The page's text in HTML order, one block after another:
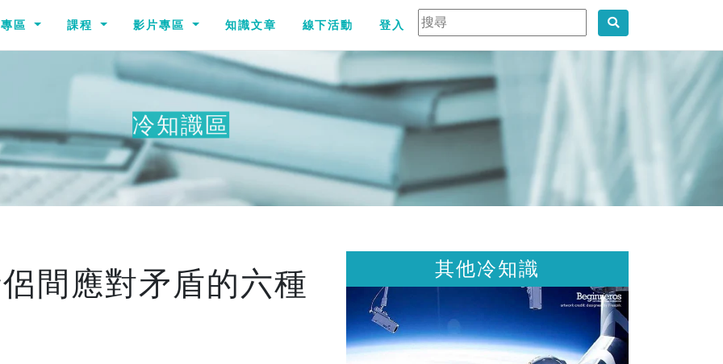
區 課程 影片專區 知識文章 線下活動 登入
冷知識區
間應對矛盾的六種
其他冷知識 其他冷知識